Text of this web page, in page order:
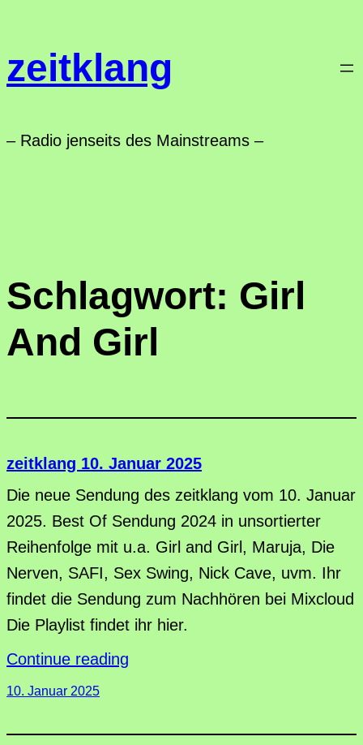
springen
zeitklang
– Radio jenseits des Mainstreams –
Schlagwort: Girl
And Girl
zeitklang 10. Januar 2025
Die neue Sendung des zeitklang vom 10. Januar
2025. Best Of Sendung 2024 in unsortierter
Reihenfolge mit u.a. Girl and Girl, Maruja, Die
Nerven, SAFI, Sex Swing, Nick Cave, uvm. Ihr
findet die Sendung zum Nachhören bei Mixcloud
Die Playlist findet ihr hier.
Continue reading
10. Januar 2025